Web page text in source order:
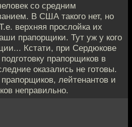
со средним
В США такого нет, но
верхняя прослойка их
прапорщики. Тут уж у кого
Кстати, при Сердюкове
прапорщиков в
оказались не готовы.
лейтенантов и
неправильно.